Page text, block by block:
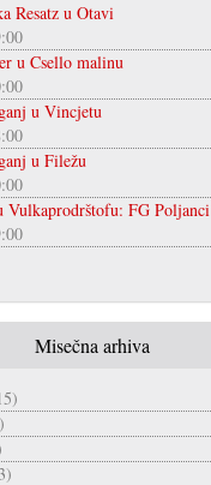
Resatz u Otavi
u Csello malinu
u Vincjetu
u Filežu
Vulkaprodrštofu: FG Poljanci
Misečna arhiva